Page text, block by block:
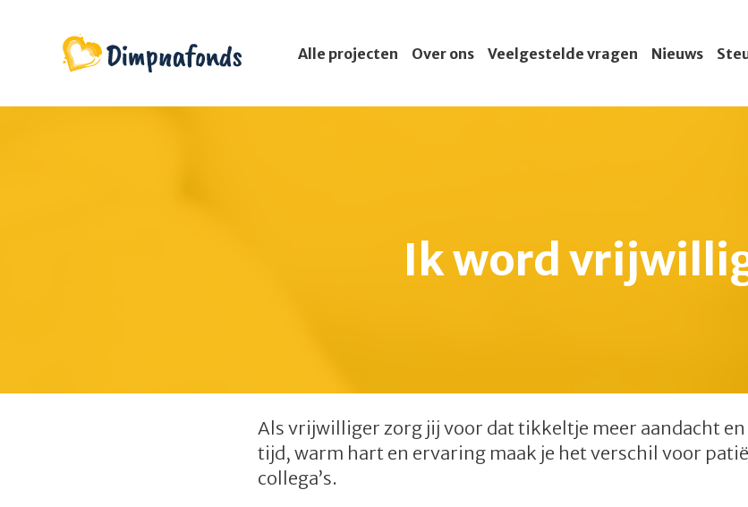
Alle projecten Over ons Veelgestelde vragen Nieuws
Ik word
Als vrijwilliger zorg jij voor dat tikkeltje meer aandacht
tijd, warm hart en ervaring maak je het verschil voor
collega’s.